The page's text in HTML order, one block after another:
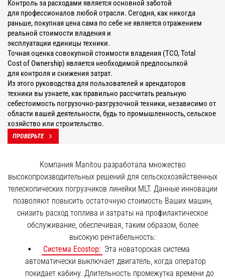
Контроль за расходами является основной заботой
для профессионалов любой отрасли. Сегодня, как никогда
раньше, покупная цена сама по себе не является отражением
реальной стоимости владения и
эксплуатации единицы техники.
Точная оценка совокупной стоимости владения (TCO, Total
Cost of Ownership) является необходимой предпосылкой
для контроля и снижения затрат.
Из этого руководства для пользователей и арендаторов
техники вы узнаете, как правильно рассчитать реальную
себестоимость погрузочно-разгрузочной техники, независимо от
области вашей деятельности, будь то промышленность, сельское
хозяйство или строительство.
ПРОВЕРЬТЕ
Компания Manitou разработала множество
высокопроизводительных решений для сельскохозяйственных
телескопических погрузчиков линейки MLT. Данные инновации
позволяют повысить остаточную стоимость Ваших машин,
снизить расход топлива и затраты на профилактическое
обслуживание, обеспечивая, таким образом, более
высокую рентабельность:
Система Ecostop: Эта новаторская система
автоматически выключает двигатель, когда оператор
покидает кабину. Длительность промежутка времени до